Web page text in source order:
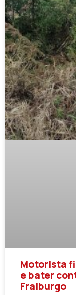
Motorista
e bater
Fraiburgo